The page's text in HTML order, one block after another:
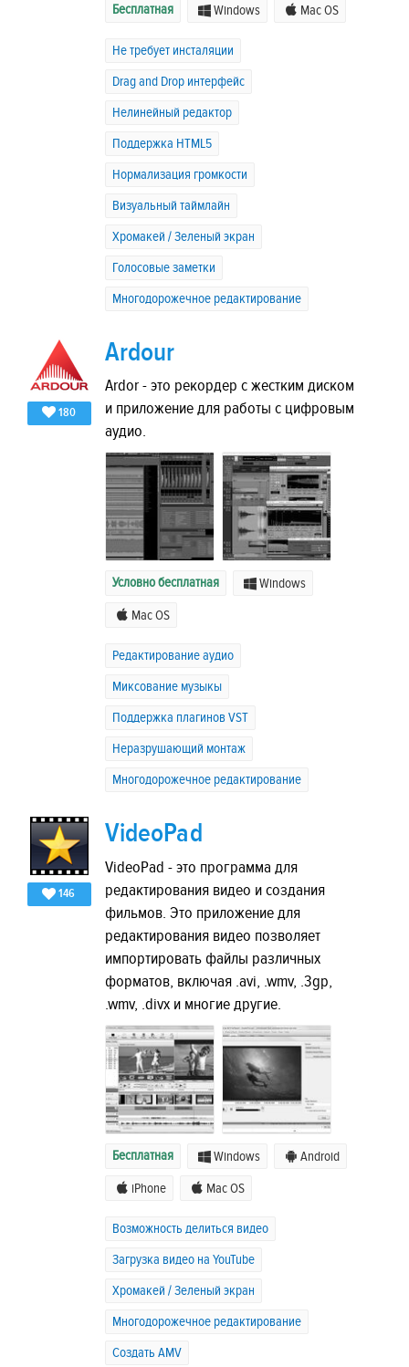
Бесплатная Windows Mac OS
Не требует инсталяции
Drag and Drop интерфейс
Нелинейный редактор
Поддержка HTML5
Нормализация громкости
Визуальный таймлайн
Хромакей / Зеленый экран
Голосовые заметки
Многодорожечное редактирование
180
Ardour
Ardor - это рекордер с жестким диском
и приложение для работы с цифровым
аудио.
Условно бесплатная Windows
Mac OS
Редактирование аудио
Миксование музыкы
Поддержка плагинов VST
Неразрушающий монтаж
Многодорожечное редактирование
146
VideoPad
VideoPad - это программа для
редактирования видео и создания
фильмов. Это приложение для
редактирования видео позволяет
импортировать файлы различных
форматов, включая .avi, .wmv, .3gp,
.wmv, .divx и многие другие.
Бесплатная Windows Android
iPhone Mac OS
Возможность делиться видео
Загрузка видео на YouTube
Хромакей / Зеленый экран
Многодорожечное редактирование
Создать AMV